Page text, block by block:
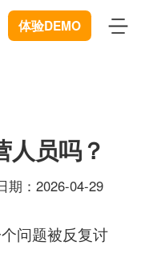
体验DEMO
人员吗？
期：2026-04-29
问题被反复讨